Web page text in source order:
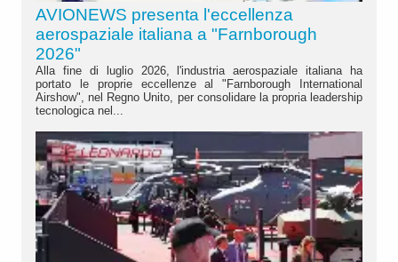
AVIONEWS presenta l'eccellenza
aerospaziale italiana a "Farnborough
2026"
Alla fine di luglio 2026, l'industria aerospaziale italiana ha
portato le proprie eccellenze al "Farnborough International
Airshow", nel Regno Unito, per consolidare la propria leadership
tecnologica nel...